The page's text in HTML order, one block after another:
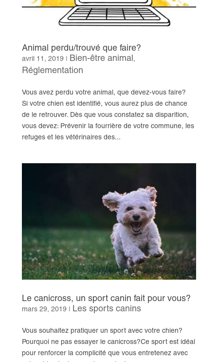
Animal perdu/trouvé que faire?
avril 11, 2019| Bien-être animal,
Réglementation
Vous avez perdu votre animal, que devez-vous faire?
Si votre chien est identifié, vous aurez plus de chance
de le retrouver. Dès que vous constatez sa disparition,
vous devez: Prévenir la fourrière de votre commune, les
refuges et les vétérinaires des...
Le canicross, un sport canin fait pour vous?
mars 29, 2019| Les sports canins
Vous souhaitez pratiquer un sport avec votre chien?
Pourquoi ne pas essayer le canicross?Ce sport est idéal
pour renforcer la complicité que vous entretenez avec